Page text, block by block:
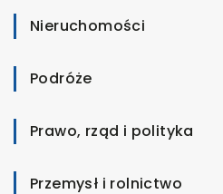
Nieruchomości
Podróże
Prawo, rząd i polityka
Przemysł i rolnictwo